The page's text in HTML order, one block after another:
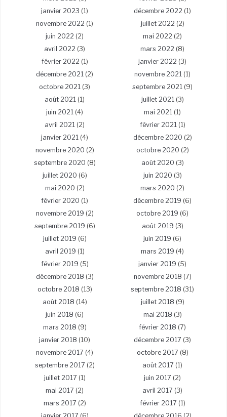
janvier 2023 (1) décembre 2022 (1)
novembre 2022 (1) juillet 2022 (2)
juin 2022 (2) mai 2022 (2)
avril 2022 (3) mars 2022 (8)
février 2022 (1) janvier 2022 (3)
décembre 2021 (2) novembre 2021 (1)
octobre 2021 (3) septembre 2021 (9)
août 2021 (1) juillet 2021(3)
juin 2021 (4) mai 2021 (1)
avril 2021 (2) février 2021(1)
janvier 2021 (4) décembre 2020 (2)
novembre 2020 (2) octobre 2020 (2)
septembre 2020 (8) août 2020 (3)
juillet 2020 (6) juin 2020 (3)
mai 2020 (2) mars 2020 (2)
février 2020 (1) décembre 2019 (6)
novembre 2019 (2) octobre 2019 (6)
septembre 2019 (6) août 2019 (3)
juillet 2019 (6) juin 2019 (6)
avril 2019 (1) mars 2019 (4)
février 2019 (5) janvier 2019 (5)
décembre 2018 (3) novembre 2018 (7)
octobre 2018 (13) septembre 2018 (31)
août 2018 (14) juillet 2018 (9)
juin 2018 (6) mai 2018 (3)
mars 2018 (9) février 2018 (7)
janvier 2018 (10) décembre 2017 (3)
novembre 2017 (4) octobre 2017 (8)
septembre 2017 (2) août 2017 (1)
juillet 2017 (1) juin 2017 (2)
mai 2017 (2) avril 2017 (3)
mars 2017 (2) février 2017 (1)